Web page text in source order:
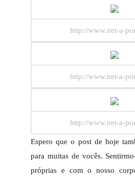
http://www.net-a-
http://www.net-a-
http://www.net-a-
Espero que o post de hoje
para muitas de vocês.
próprias e com o nosso